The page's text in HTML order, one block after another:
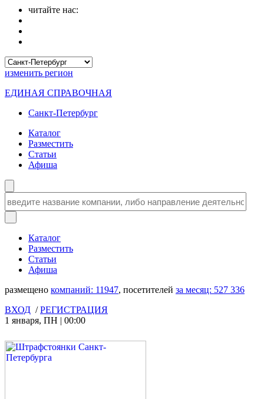
читайте нас:
изменить регион
ЕДИНАЯ СПРАВОЧНАЯ
Санкт-Петербург
Каталог
Разместить
Статьи
Афиша
Каталог
Разместить
Статьи
Афиша
размещено компаний: 11947, посетителей за месяц: 527 336
ВХОД /РЕГИСТРАЦИЯ
1 января, ПН | 00:00